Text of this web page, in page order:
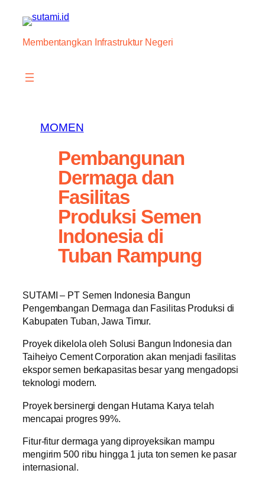
content
Membentangkan Infrastruktur Negeri
MOMEN
Pembangunan
Dermaga dan
Fasilitas
Produksi Semen
Indonesia di
Tuban Rampung
SUTAMI – PT Semen Indonesia Bangun
Pengembangan Dermaga dan Fasilitas Produksi di
Kabupaten Tuban, Jawa Timur.
Proyek dikelola oleh Solusi Bangun Indonesia dan
Taiheiyo Cement Corporation akan menjadi fasilitas
ekspor semen berkapasitas besar yang mengadopsi
teknologi modern.
Proyek bersinergi dengan Hutama Karya telah
mencapai progres 99%.
Fitur-fitur dermaga yang diproyeksikan mampu
mengirim 500 ribu hingga 1 juta ton semen ke pasar
internasional.